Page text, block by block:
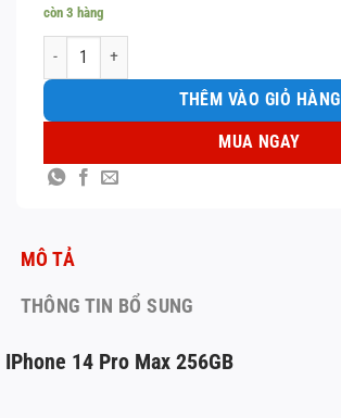
còn 3 hàng
IPhone 14 Pro Max 256GB số lượng
THÊM VÀO GIỎ HÀNG
MUA NGAY
MÔ TẢ
THÔNG TIN BỔ SUNG
IPhone 14 Pro Max 256GB